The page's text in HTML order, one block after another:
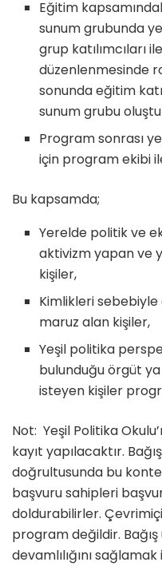
Eğitim
sunum grubunda
grup katılımcıları
düzenlenmesinde
sonunda eğitim
sunum grubu
Program sonrası
için program ekibi
Bu kapsamda;
Yerelde politik ve
aktivizm yapan ve
kişiler,
Kimlikleri sebebiyle
maruz alan kişiler,
Yeşil politika
bulunduğu örgüt
isteyen kişiler
Not: Yeşil Politika
kayıt yapılacaktır.
doğrultusunda bu
başvuru sahipleri
doldurabilirler.
program değildir. Bağış
devamlılığını